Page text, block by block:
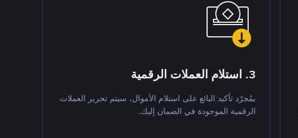
3. استلام العملات الرقمية
بمُجرّد تأكيد البائع على استلام الأموال، سيتم تحرير العملات
الرقمية الموجودة في الضمان إليك.